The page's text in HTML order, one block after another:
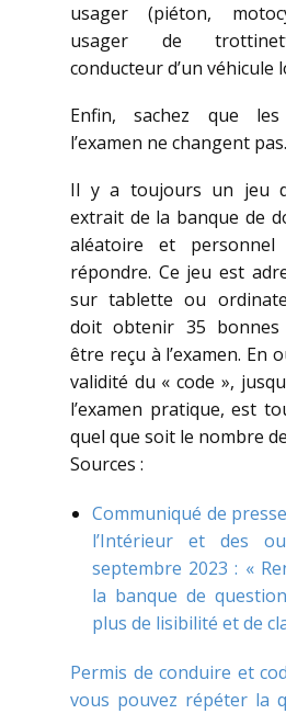
usager (piéton,
usager de
conducteur d’un véhicule
Enfin, sachez que
l’examen ne changent pas.
Il y a toujours un jeu
extrait de la banque de
aléatoire et
répondre. Ce jeu est
sur tablette ou
doit obtenir 35
être reçu à l’examen. En
validité du « code »,
l’examen pratique, est
quel que soit le nombre
Sources :
Communiqué de
l’Intérieur et des
septembre 2023 : «
la banque de
plus de lisibilité et de
Permis de conduire et
vous pouvez répéter la